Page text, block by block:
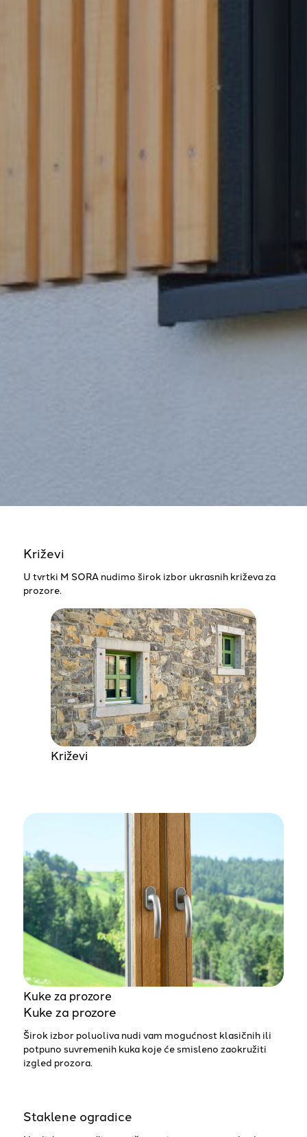
Križevi
U tvrtki M SORA nudimo širok izbor ukrasnih križeva za
prozore.
Križevi
Kuke za prozore
Kuke za prozore
Širok izbor poluoliva nudi vam mogućnost klasičnih ili
potpuno suvremenih kuka koje će smisleno zaokružiti
izgled prozora.
Staklene ogradice